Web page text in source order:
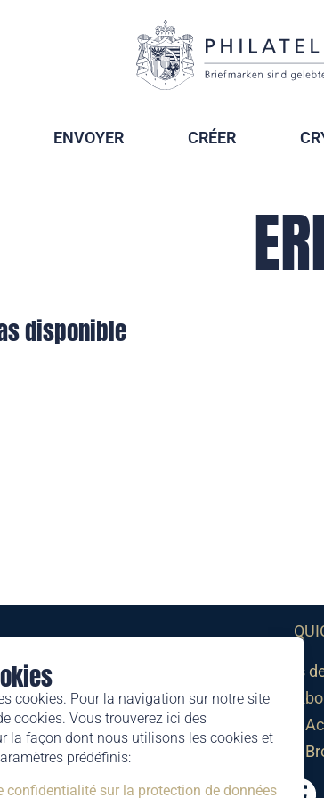
cookies. Pour la navigation sur notre site
cookies. Vous trouverez ici des
la façon dont nous utilisons les cookies et
prédéfinis:
confidentialité sur la protection de données
ENVOYER CRÉER
disponible
Sociétés